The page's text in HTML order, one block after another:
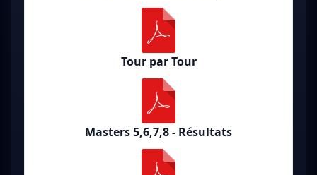
Tour par Tour
Masters 5,6,7,8 - Résultats